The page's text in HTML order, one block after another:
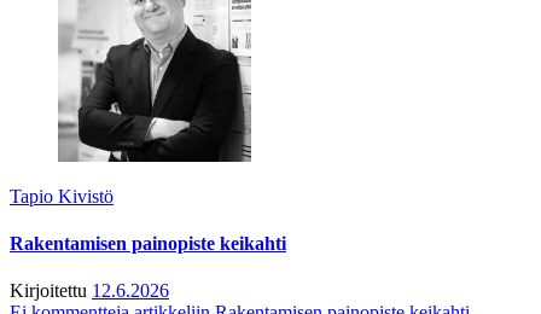
Tapio Kivistö
Rakentamisen painopiste keikahti
Kirjoitettu 12.6.2026